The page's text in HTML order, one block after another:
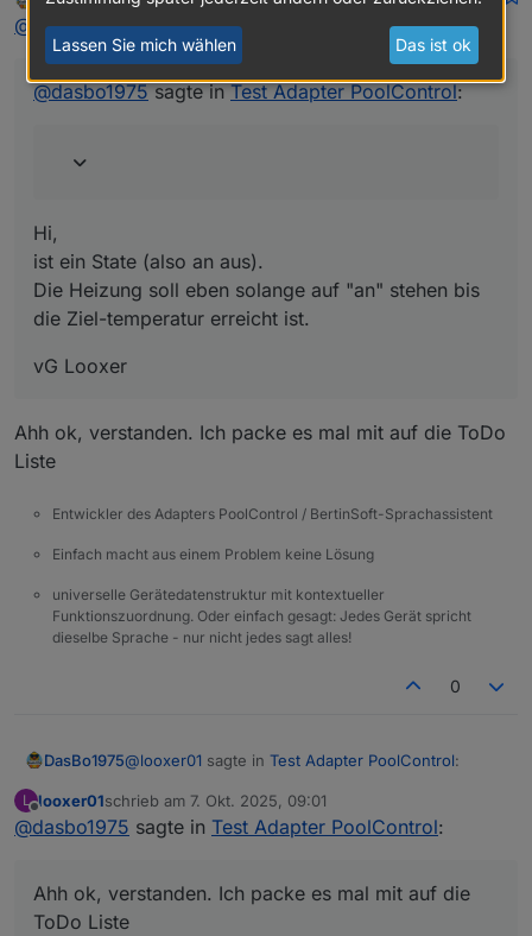
Heizungsdatenpunkt? Ein/Aus oder Temperatur?
Hi,
ist ein State (also an aus).
Die Heizung soll eben solange auf "an" stehen bis die
vG Looxer
zuletzt editiert von
@ looxer01sagte inTest Adapter PoolControl:
@dasbo1975sagte inTest Adapter PoolControl:
Hi,
ist ein State (also an aus).
Die Heizung soll eben solange auf "an" stehen bis
die Ziel-temperatur erreicht ist.
vG Looxer
Ahh ok, verstanden. Ich packe es mal mit auf die ToDo
Liste
Entwickler des Adapters PoolControl / BertinSoft-Sprachassistent
Einfach macht aus einem Problem keine Lösung
universelle Gerätedatenstruktur mit kontextueller
Funktionszuordnung. Oder einfach gesagt: Jedes Gerät spricht
dieselbe Sprache - nur nicht jedes sagt alles!
0
DasBo1975@looxer01 sagte in Test Adapter PoolControl:
@dasbo1975sagte inTest Adapter
Welche Daten liefert denn dein
ToDo Liste
L
Offline
looxer01schrieb am 7. Okt. 2025, 09:01
zuletzt editiert von
@dasbo1975 sagte in Test Adapter PoolControl:
Ahh ok, verstanden. Ich packe es mal mit auf die
ToDo Liste
Lassen Sie mich wählen Das ist ok